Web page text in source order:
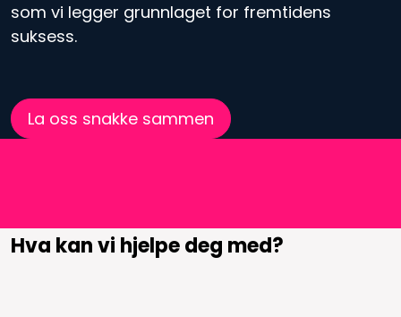
som vi legger grunnlaget for fremtidens
suksess.
La oss snakke sammen
Hva kan vi hjelpe deg med?